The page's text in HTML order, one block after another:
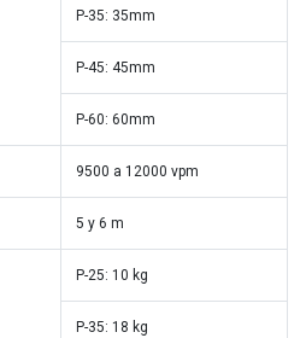
P-35: 35mm
P-45: 45mm
P-60: 60mm
9500 a 12000 vpm
5 y 6 m
P-25: 10 kg
P-35: 18 kg